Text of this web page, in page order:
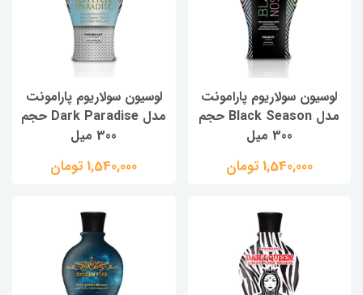
لوسیون سولاریوم پارامونت
مدل Black Season حجم
300 میل
1,540,000 تومان
لوسیون سولاریوم پارامونت
مدل Dark Paradise حجم
300 میل
1,540,000 تومان